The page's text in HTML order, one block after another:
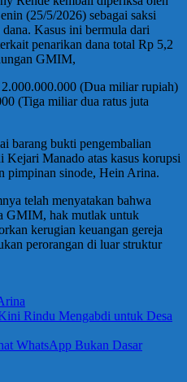
(25/5/2026) sebagai saksi
dana. Kasus ini bermula dari
penarikan dana total Rp 5,2
GMIM,
(Dua miliar rupiah)
(Tiga miliar dua ratus juta
barang bukti pengembalian
Manado atas kasus korupsi
pimpinan sinode, Hein Arina.
telah menyatakan bahwa
GMIM, hak mutlak untuk
kerugian keuangan gereja
perorangan di luar struktur
Rindu Mengabdi untuk Desa
WhatsApp Bukan Dasar